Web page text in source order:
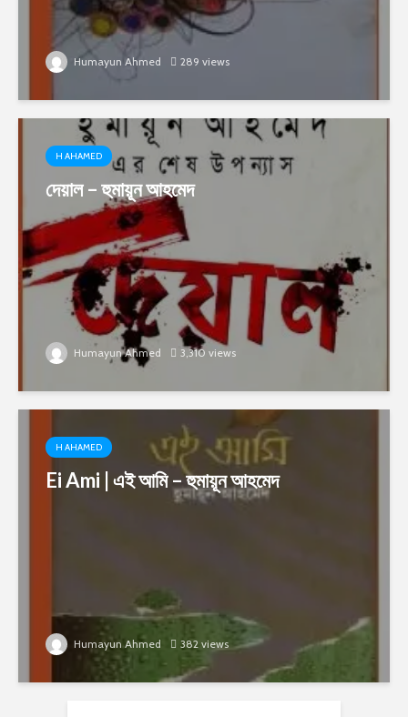
Humayun Ahmed 289 views
H AHAMED
দেয়াল – হুমায়ূন আহমেদ
Humayun Ahmed 3,310 views
H AHAMED
Ei Ami | এই আমি – হুমায়ূন আহমেদ
Humayun Ahmed 382 views